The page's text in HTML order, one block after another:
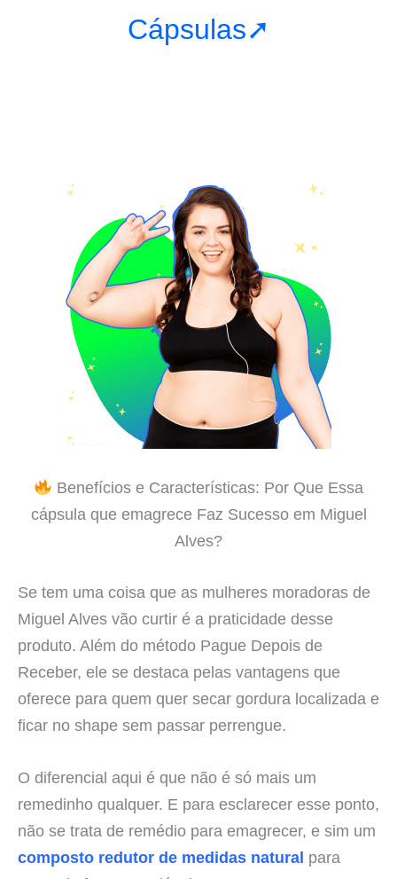
Cápsulas➚
Benefícios e Características: Por Que Essa
cápsula que emagrece Faz Sucesso em Miguel
Alves?
Se tem uma coisa que as mulheres moradoras de
Miguel Alves vão curtir é a praticidade desse
produto. Além do método Pague Depois de
Receber, ele se destaca pelas vantagens que
oferece para quem quer secar gordura localizada e
ficar no shape sem passar perrengue.
O diferencial aqui é que não é só mais um
remedinho qualquer. E para esclarecer esse ponto,
não se trata de remédio para emagrecer, e sim um
composto redutor de medidas natural para